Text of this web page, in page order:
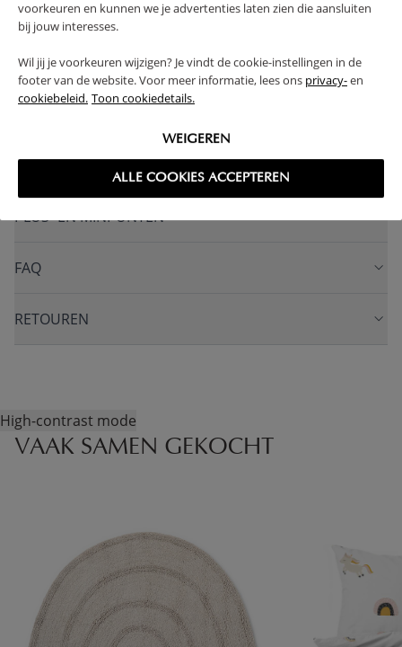
voorkeuren en kunnen we je advertenties laten zien die aansluiten
bij jouw interesses.
Wil jij je voorkeuren wijzigen? Je vindt de cookie-instellingen in de
footer van de website. Voor meer informatie, lees ons privacy-en
cookiebeleid. Toon cookiedetails.
WEIGEREN
ALLE COOKIES ACCEPTEREN
VERVAARDIGD UIT MASSIEF HOUT
SOLIDE CONSTRUCTIE
(Lees verder)
PRODUCTEIGENSCHAPPEN
PLUS- EN MINPUNTEN
FAQ
RETOUREN
High-contrast mode
VAAK SAMEN GEKOCHT